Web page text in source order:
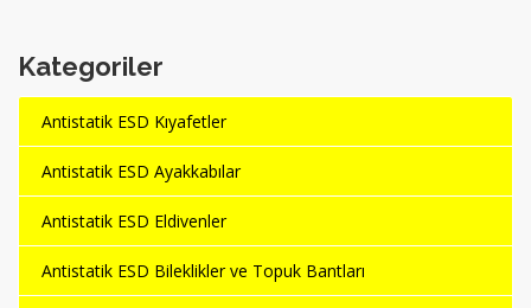
Kategoriler
Antistatik ESD Kıyafetler
Antistatik ESD Ayakkabılar
Antistatik ESD Eldivenler
Antistatik ESD Bileklikler ve Topuk Bantları